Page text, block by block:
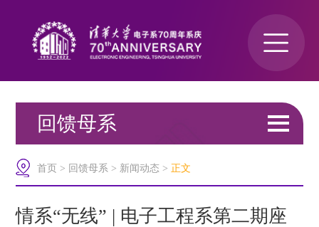
回馈母系
关于我们
>新闻动态
首页 > 回馈母系 > 新闻动态 > 正文
情系“无线” | 电子工程系第二期座